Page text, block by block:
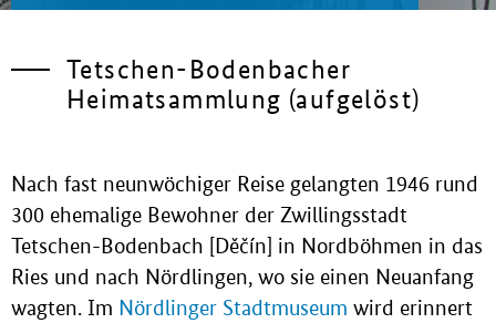
Tetschen-Bodenbacher
Heimatsammlung (aufgelöst)
Nach fast neunwöchiger Reise gelangten 1946 rund
300 ehemalige Bewohner der Zwillingsstadt
Tetschen-Bodenbach [Děčín] in Nordböhmen in das
Ries und nach Nördlingen, wo sie einen Neuanfang
wagten. Im Nördlinger Stadtmuseum wird erinnert